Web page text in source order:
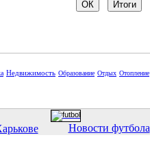
Недвижимость Образование Отдых Отопление
Новости футбола